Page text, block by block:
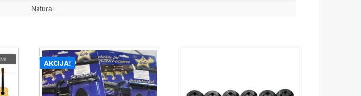
Natural
AKCIJA!